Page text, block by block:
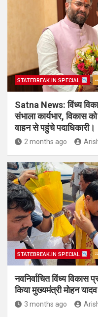
STATEBREAK.IN SPECIAL
Satna News: विंध्य
संभाला कार्यभार, विकास
वाहन से पहुंचे पदाधिकारी।
2 months ago
STATEBREAK.IN SPECIAL
नवनिर्वाचित विंध्य विकास
किया मुख्यमंत्री मोहन
3 months ago